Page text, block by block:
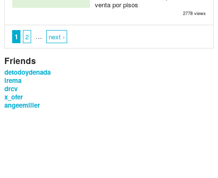
venta por pisos
2778 views
1 2 … next ›
Friends
detodoydenada
irema
drcv
x_ofer
angeemiller